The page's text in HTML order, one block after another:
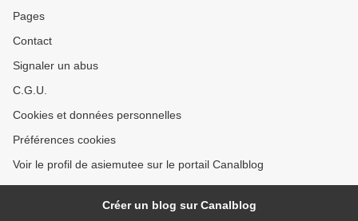
Pages
Contact
Signaler un abus
C.G.U.
Cookies et données personnelles
Préférences cookies
Voir le profil de asiemutee sur le portail Canalblog
Créer un blog sur Canalblog